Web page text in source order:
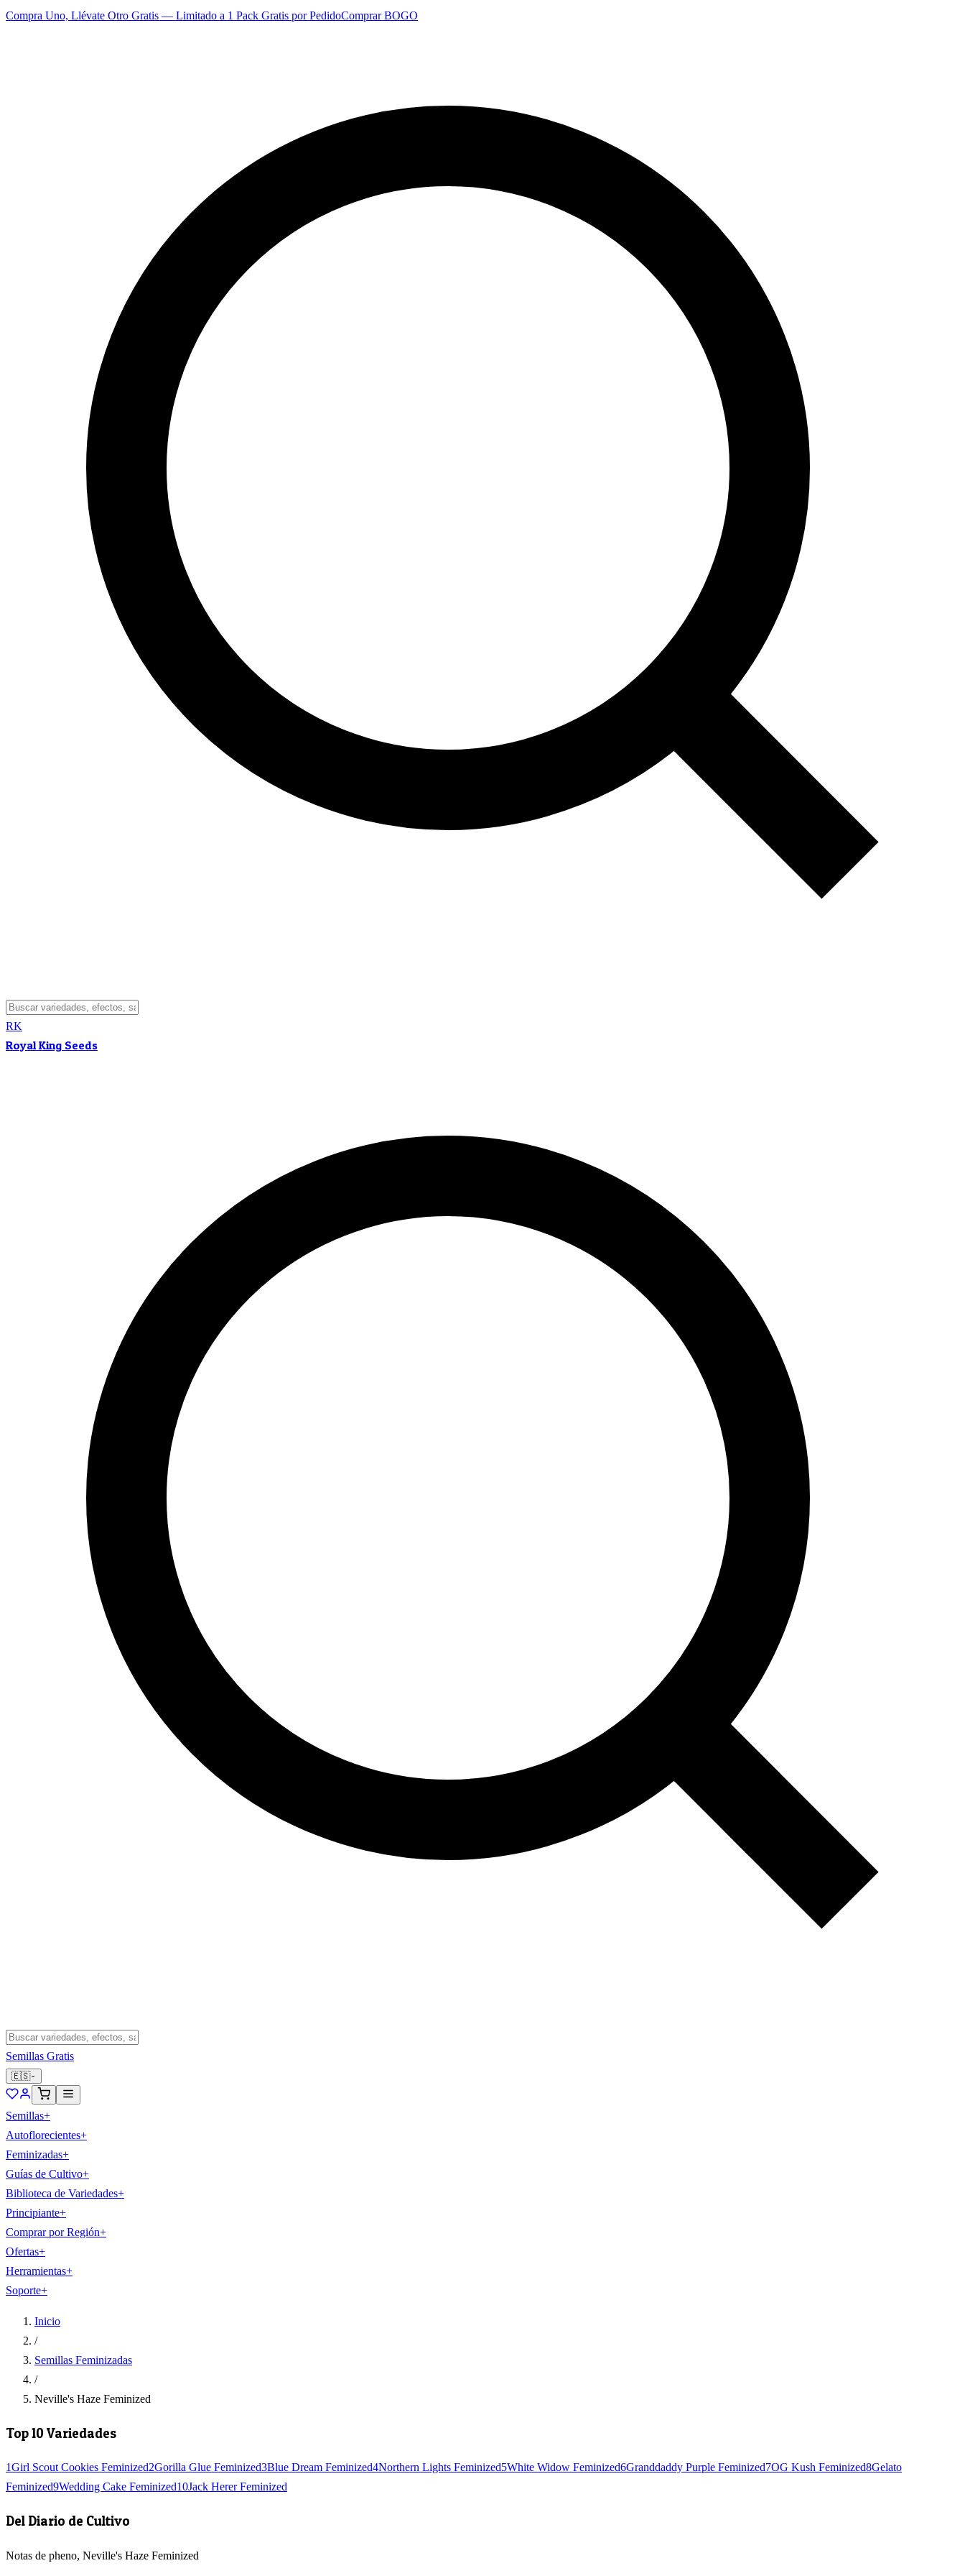
Compra Uno, Llévate Otro Gratis — Limitado a 1 Pack Gratis por PedidoComprar BOGO
RK
Royal King Seeds
Semillas Gratis
🇪🇸
Semillas+
Autoflorecientes+
Feminizadas+
Guías de Cultivo+
Biblioteca de Variedades+
Principiante+
Comprar por Región+
Ofertas+
Herramientas+
Soporte+
Inicio
/
Semillas Feminizadas
/
Neville's Haze Feminized
Top 10 Variedades
1Girl Scout Cookies Feminized2Gorilla Glue Feminized3Blue Dream Feminized4Northern Lights Feminized5White Widow Feminized6Granddaddy Purple Feminized7OG Kush Feminized8Gelato
Feminized9Wedding Cake Feminized10Jack Herer Feminized
Del Diario de Cultivo
Notas de pheno, Neville's Haze Feminized